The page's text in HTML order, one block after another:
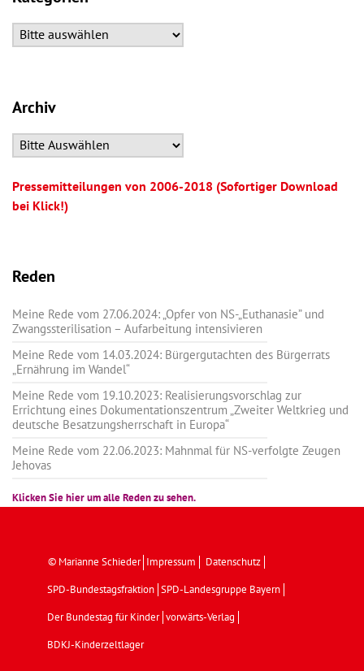
Archiv
Pressemitteilungen von 2006-2018 (Sofortiger Download
bei Klick!)
Reden
Meine Rede vom 27.06.2024: „Opfer von NS-„Euthanasie” und
Zwangssterilisation – Aufarbeitung intensivieren
Meine Rede vom 14.03.2024: Bürgergutachten des Bürgerrats
„Ernährung im Wandel“
Meine Rede vom 19.10.2023: Realisierungsvorschlag zur
Errichtung eines Dokumentationszentrum „Zweiter Weltkrieg und
deutsche Besatzungsherrschaft in Europa“
Meine Rede vom 22.06.2023: Mahnmal für NS-verfolgte Zeugen
Jehovas
Klicken Sie hier um alle Reden zu sehen.
© Marianne Schieder Impressum Datenschutz
SPD-Bundestagsfraktion SPD-Landesgruppe Bayern
Der Bundestag für Kinder vorwärts-Verlag
BDKJ-Kinderzeltlager